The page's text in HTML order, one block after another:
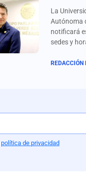
La
Autónoma
notificará
sedes y
Presencial
de clases
31 de
REDACCIÓN
política de privacidad